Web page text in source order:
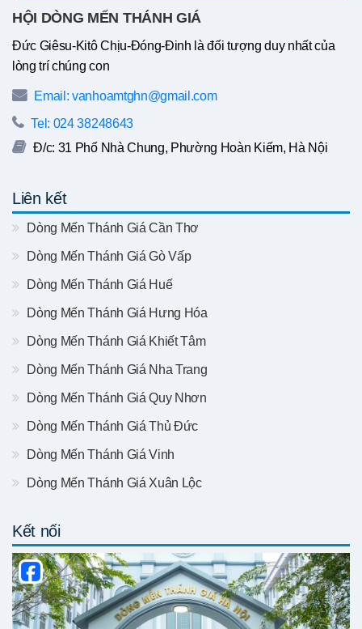
HỘI DÒNG MẾN THÁNH GIÁ
Đức Giêsu-Kitô Chịu-Đóng-Đinh là đối tượng duy nhất của
lòng trí chúng con
Email: vanhoamtghn@gmail.com
Tel: 024 38248643
Đ/c: 31 Phố Nhà Chung, Phường Hoàn Kiếm, Hà Nội
Liên kết
Dòng Mến Thánh Giá Cần Thơ
Dòng Mến Thánh Giá Gò Vấp
Dòng Mến Thánh Giá Huế
Dòng Mến Thánh Giá Hưng Hóa
Dòng Mến Thánh Giá Khiết Tâm
Dòng Mến Thánh Giá Nha Trang
Dòng Mến Thánh Giá Quy Nhơn
Dòng Mến Thánh Giá Thủ Đức
Dòng Mến Thánh Giá Vinh
Dòng Mến Thánh Giá Xuân Lộc
Kết nối